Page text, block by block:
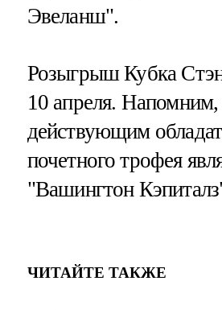
Эвеланш".
Розыгрыш Кубка
10 апреля. Напомним,
действующим
почетного трофея
"Вашингтон
ЧИТАЙТЕ ТАКЖЕ